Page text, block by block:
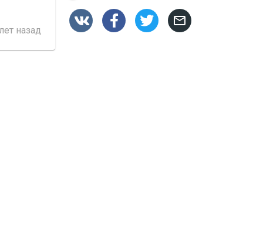
назад
   